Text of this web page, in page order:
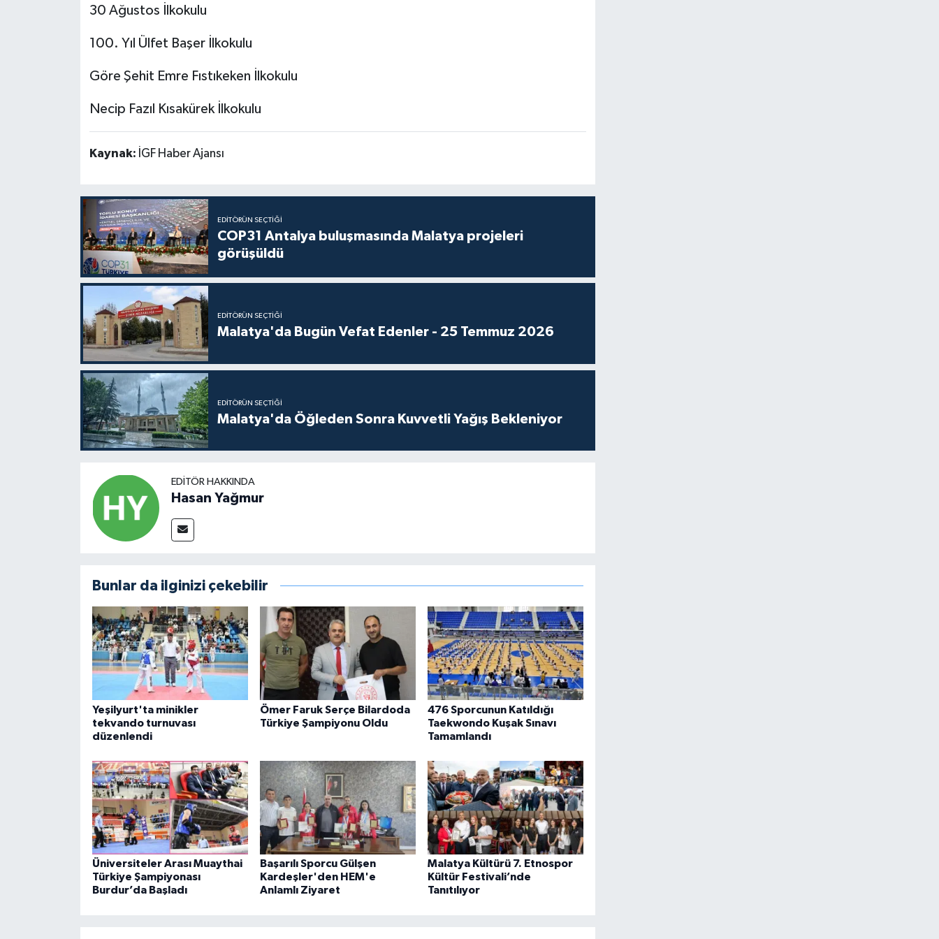
30 Ağustos İlkokulu
100. Yıl Ülfet Başer İlkokulu
Göre Şehit Emre Fıstıkeken İlkokulu
Necip Fazıl Kısakürek İlkokulu
Kaynak: İGF Haber Ajansı
EDITÖRÜN SEÇTIĞI
COP31 Antalya buluşmasında Malatya projeleri
görüşüldü
EDITÖRÜN SEÇTIĞI
Malatya'da Bugün Vefat Edenler - 25 Temmuz 2026
EDITÖRÜN SEÇTIĞI
Malatya'da Öğleden Sonra Kuvvetli Yağış Bekleniyor
EDITÖR HAKKINDA
Hasan Yağmur
Bunlar da ilginizi çekebilir
Yeşilyurt'ta minikler
tekvando turnuvası
düzenlendi
Ömer Faruk Serçe Bilardoda
Türkiye Şampiyonu Oldu
476 Sporcunun Katıldığı
Taekwondo Kuşak Sınavı
Tamamlandı
Üniversiteler Arası Muaythai
Türkiye Şampiyonası
Burdur’da Başladı
Başarılı Sporcu Gülşen
Kardeşler'den HEM'e
Anlamlı Ziyaret
Malatya Kültürü 7. Etnospor
Kültür Festivali’nde
Tanıtılıyor